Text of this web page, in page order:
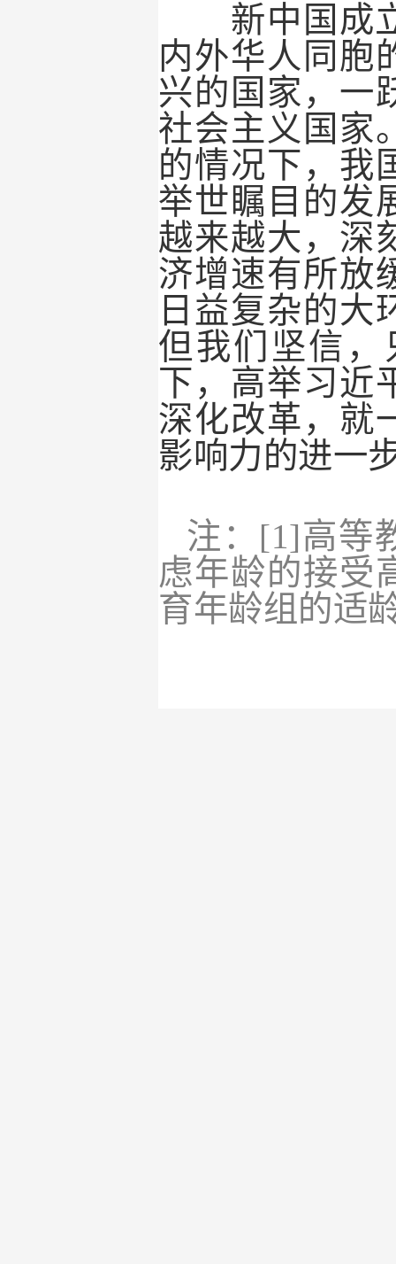
新中国成
内外华人同胞
兴的国家，一
社会主义国家
的情况下，我
举世瞩目的发
越来越大，深
济增速有所放
日益复杂的大
但我们坚信
下，高举习近
深化改革，就
影响力的进一
注：[1]高等
虑年龄的接受
育年龄组的适